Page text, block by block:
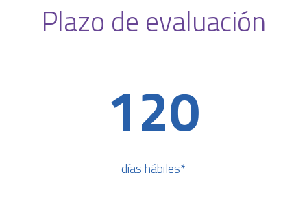
Plazo de evaluación
120
días hábiles*